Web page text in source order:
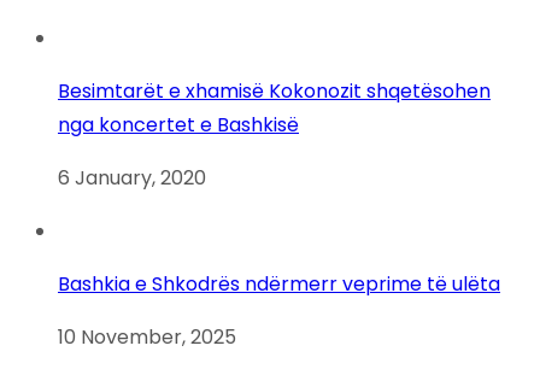
Besimtarët e xhamisë Kokonozit shqetësohen
nga koncertet e Bashkisë
6 January, 2020
Bashkia e Shkodrës ndërmerr veprime të ulëta
10 November, 2025